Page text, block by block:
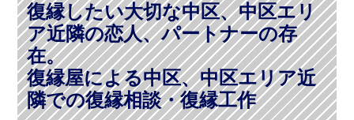
復縁したい大切な中区、中区エリ
ア近隣の恋人、パートナーの存
在。
復縁屋による中区、中区エリア近
隣での復縁相談・復縁工作